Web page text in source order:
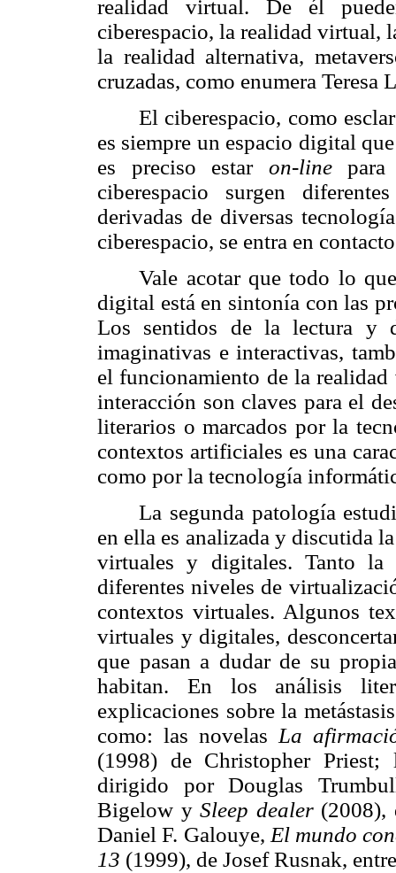
realidad virtual. De él
ciberespacio, la realidad virtual,
la realidad alternativa,
cruzadas, como enumera Teresa
El ciberespacio, como
es siempre un espacio digital
es preciso estar on-line
ciberespacio surgen
derivadas de diversas
ciberespacio, se entra en
Vale acotar que todo lo
digital está en sintonía con las
Los sentidos de la lectura y
imaginativas e interactivas,
el funcionamiento de la
interacción son claves para el
literarios o marcados por la
contextos artificiales es una
como por la tecnología
La segunda patología
en ella es analizada y discutida
virtuales y digitales. Tanto la
diferentes niveles de
contextos virtuales. Algunos
virtuales y digitales,
que pasan a dudar de su
habitan. En los análisis
explicaciones sobre la
como: las novelas La
(1998) de Christopher
dirigido por Douglas
Bigelow ySleep dealer(2008),
Daniel F. Galouye, El mundo
13 (1999), de Josef Rusnak,